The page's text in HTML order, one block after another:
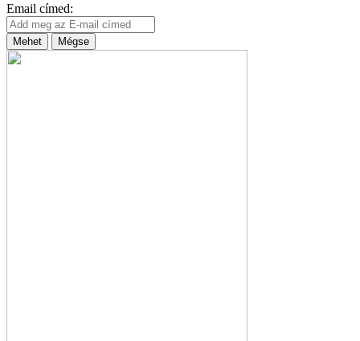
Email címed:
Mehet Mégse